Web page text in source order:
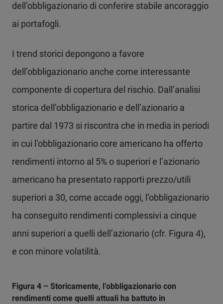
dell’obbligazionario di conferire stabile ancoraggio
ai portafogli.
I trend storici depongono a favore
dell’obbligazionario anche come interessante
componente di copertura del rischio. Dall’analisi
storica dell’obbligazionario e dell’azionario a
partire dal 1973 si riscontra che in media in periodi
in cui l’obbligazionario core americano ha offerto
rendimenti intorno al 5% o superiori e l’azionario
americano ha presentato rapporti prezzo/utili
superiori a 30, come accade oggi, l’obbligazionario
ha conseguito rendimenti complessivi a cinque
anni superiori a quelli dell’azionario (cfr. Figura 4),
e con minore volatilità.
Figura 4 – Storicamente, l’obbligazionario con
rendimenti come quelli attuali ha battuto in